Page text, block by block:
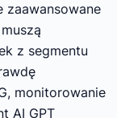
zaawansowane
z segmentu
monitorowanie
AI GPT